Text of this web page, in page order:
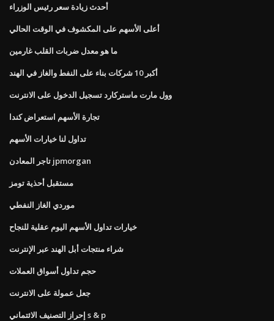
أحدث زيادة سعر رئيس الوزراء
أعلى الأسهم على المكشوف في الوقت الحالي
ما هو معدل ضربات القلب غارمين
أكبر 10 شركات بناء على النفط والغاز في الهند
وول مارت ماستركارد تسجيل الدخول على الانترنت
تجارة الأسهم استعراض كندا
تداول لنا خيارات الأسهم
تاجر المعادن jpmorgan
مستقبل أحذية تومز
موردي الغاز النفطي
خيارات تداول الأسهم اليوم عقلية للنجاح
شراء منتجات أبل الهند عبر الإنترنت
حجم تداول أسواق العملات
جعل عمولة على الانترنت
إحراز التصنيف الائتماني s & p